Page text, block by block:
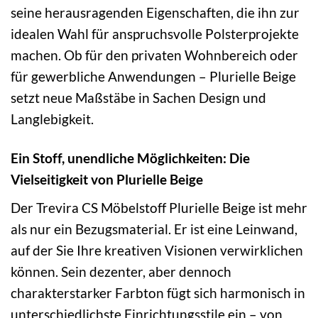
seine herausragenden Eigenschaften, die ihn zur
idealen Wahl für anspruchsvolle Polsterprojekte
machen. Ob für den privaten Wohnbereich oder
für gewerbliche Anwendungen – Plurielle Beige
setzt neue Maßstäbe in Sachen Design und
Langlebigkeit.
Ein Stoff, unendliche Möglichkeiten: Die
Vielseitigkeit von Plurielle Beige
Der Trevira CS Möbelstoff Plurielle Beige ist mehr
als nur ein Bezugsmaterial. Er ist eine Leinwand,
auf der Sie Ihre kreativen Visionen verwirklichen
können. Sein dezenter, aber dennoch
charakterstarker Farbton fügt sich harmonisch in
unterschiedlichste Einrichtungsstile ein – von